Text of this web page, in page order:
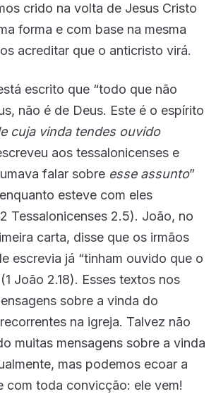
crido na volta de Jesus Cristo
forma e com base na mesma
acreditar que o anticristo virá.
escrito que “todo que não
não é de Deus. Este é o espírito
cuja vinda tendes ouvido
aos tessalonicenses e
falar sobre esse assunto”
esteve com eles
Tessalonicenses 2.5). João, no
carta, disse que os irmãos
escrevia já “tinham ouvido que o
João 2.18). Esses textos nos
sobre a vinda do
na igreja. Talvez não
muitas mensagens sobre a vinda
mas podemos ecoar a
com toda convicção: ele vem!